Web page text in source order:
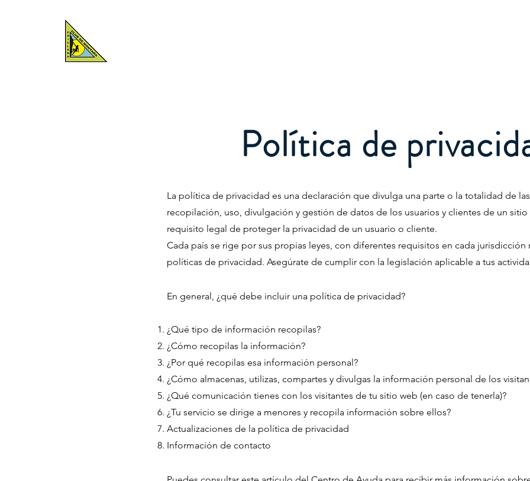
Política de
La política de privacidad es una declaración que divulga una parte o la totalidad de
recopilación, uso, divulgación y gestión de datos de los usuarios y clientes de un
requisito legal de proteger la privacidad de un usuario o cliente.
Cada país se rige por sus propias leyes, con diferentes requisitos en cada jurisdicción
políticas de privacidad. Asegúrate de cumplir con la legislación aplicable a tus
En general, ¿qué debe incluir una política de privacidad?
¿Qué tipo de información recopilas?
¿Cómo recopilas la información?
¿Por qué recopilas esa información personal?
¿Cómo almacenas, utilizas, compartes y divulgas la información personal de los
¿Qué comunicación tienes con los visitantes de tu sitio web (en caso de tenerla)?
¿Tu servicio se dirige a menores y recopila información sobre ellos?
Actualizaciones de la política de privacidad
Información de contacto